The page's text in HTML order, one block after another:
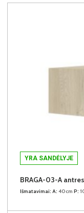
YRA SANDĖLYJE
BRAGA-03-A
Išmatavimai: A: 40cm P: